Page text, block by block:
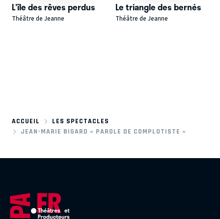
L'île des rêves perdus
Théâtre de Jeanne
Le triangle des bernés
Théâtre de Jeanne
ACCUEIL
LES SPECTACLES
JEAN-MARIE BIGARD « PAROLE DE COMPLOTISTE »